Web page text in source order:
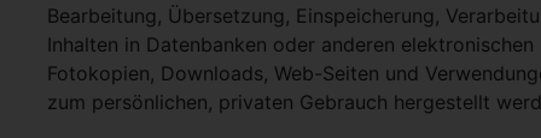
Bearbeitung, Übersetzung, Einspeicherung,
Inhalten in Datenbanken oder anderen
Fotokopien, Downloads, Web-Seiten und
zum persönlichen, privaten Gebrauch hergestellt